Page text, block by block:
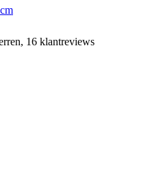
16 klantreviews